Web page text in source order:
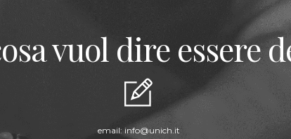
vuol dire essere
email:info@unich.it